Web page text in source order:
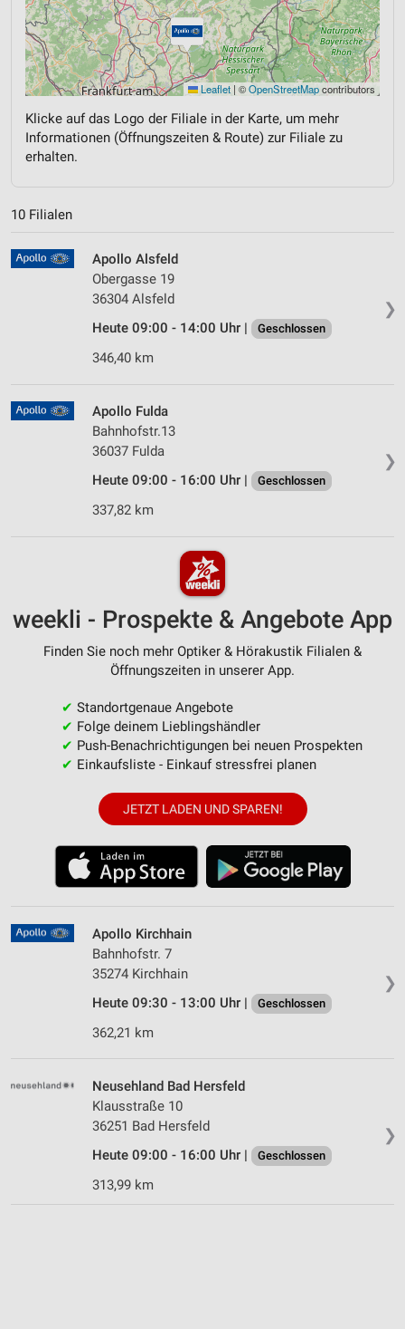
Leaflet | ©OpenStreetMapcontributors
Klicke auf das Logo der Filiale in der Karte, um mehr
Informationen (Öffnungszeiten & Route) zur Filiale zu
erhalten.
10 Filialen
❯
Apollo Alsfeld
Obergasse 19
36304 Alsfeld
Heute 09:00 - 14:00 Uhr |
Geschlossen
346,40 km
❯
Apollo Fulda
Bahnhofstr.13
36037 Fulda
Heute 09:00 - 16:00 Uhr |
Geschlossen
337,82 km
weekli - Prospekte & Angebote App
Finden Sie noch mehr Optiker & Hörakustik Filialen &
Öffnungszeiten in unserer App.
✔ Standortgenaue Angebote
✔ Folge deinem Lieblingshändler
✔ Push-Benachrichtigungen bei neuen Prospekten
✔ Einkaufsliste - Einkauf stressfrei planen
JETZT LADEN UND SPAREN!
❯
Apollo Kirchhain
Bahnhofstr. 7
35274 Kirchhain
Heute 09:30 - 13:00 Uhr |
Geschlossen
362,21 km
❯
Neusehland Bad Hersfeld
Klausstraße 10
36251 Bad Hersfeld
Heute 09:00 - 16:00 Uhr |
Geschlossen
313,99 km